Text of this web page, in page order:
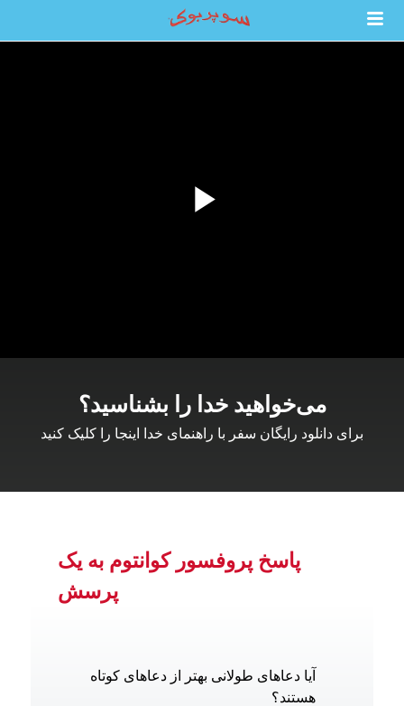
می‌خواهید خدا را بشناسید؟
برای دانلود رایگان سفر با راهنمای خدا اینجا را کلیک کنید
پاسخ پروفسور کوانتوم به یک
پرسش
آیا دعاهای طولانی بهتر از دعاهای کوتاه
هستند؟